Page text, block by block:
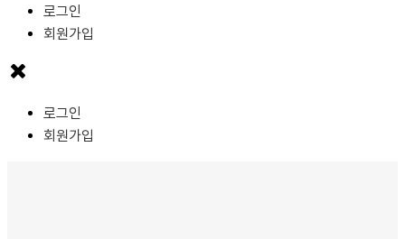
로그인
회원가입
로그인
회원가입